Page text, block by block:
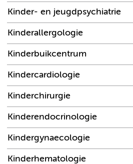
Kinder- en jeugdpsychiatrie
Kinderallergologie
Kinderbuikcentrum
Kindercardiologie
Kinderchirurgie
Kinderendocrinologie
Kindergynaecologie
Kinderhematologie